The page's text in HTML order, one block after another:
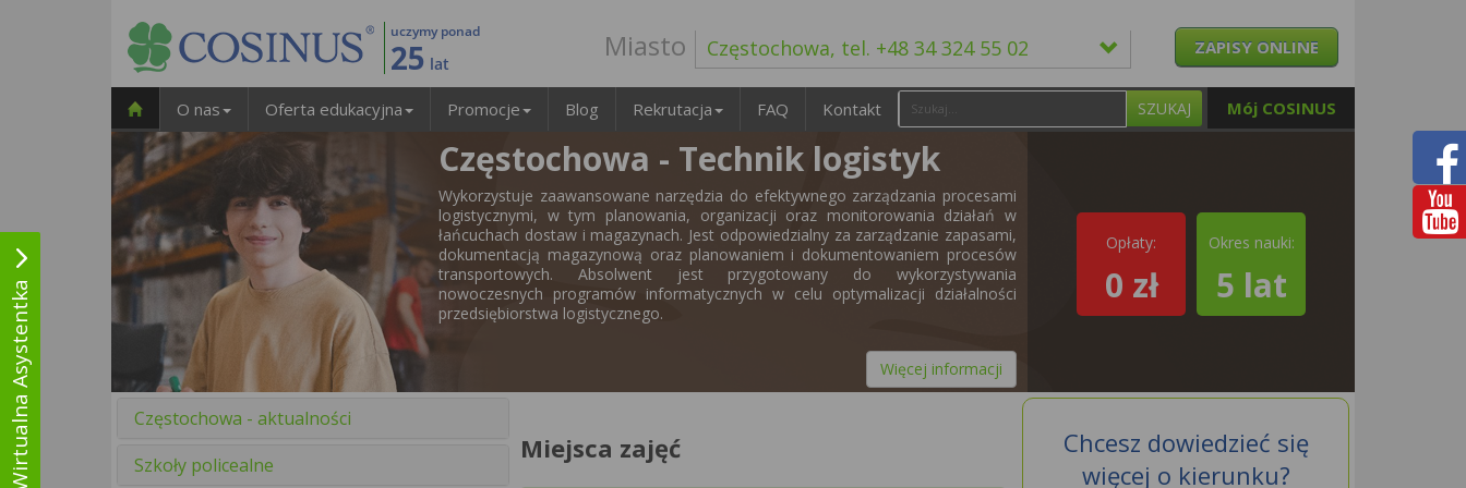
uczymy ponad
25 lat
Miasto Częstochowa, tel. +48 34 324 55 02 ZAPISY ONLINE
Mój COSINUS
O nas Oferta edukacyjna Promocje Blog Rekrutacja FAQ Kontakt SZUKAJ
Częstochowa - Technik logistyk
Wykorzystuje zaawansowane narzędzia do efektywnego zarządzania procesami
logistycznymi, w tym planowania, organizacji oraz monitorowania działań w
łańcuchach dostaw i magazynach. Jest odpowiedzialny za zarządzanie zapasami,
dokumentacją magazynową oraz planowaniem i dokumentowaniem procesów
transportowych. Absolwent jest przygotowany do wykorzystywania
nowoczesnych programów informatycznych w celu optymalizacji działalności
przedsiębiorstwa logistycznego.
Więcej informacji
Opłaty:
0 zł
Okres nauki:
5 lat
Częstochowa - aktualności
Szkoły policealne
Miejsca zajęć
Chcesz dowiedzieć się
więcej o kierunku?
Wirtualna Asystentka